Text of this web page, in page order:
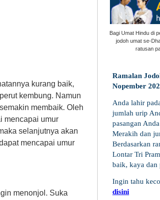
kurang baik,
kembung. Namun
membaik. Oleh
mencapai umur
selanjutnya akan
mencapai umur
menonjol. Suka
Bagi Umat Hindu di
jodoh umat se-
ratusan
Ramalan
Nopember
Anda lahir
jumlah urip
pasangan
Merakih dan
Berdasarkan
Lontar Tri
baik, kaya dan
Ingin tahu
disini